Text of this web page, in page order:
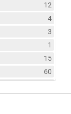
12
4
3
1
15
60